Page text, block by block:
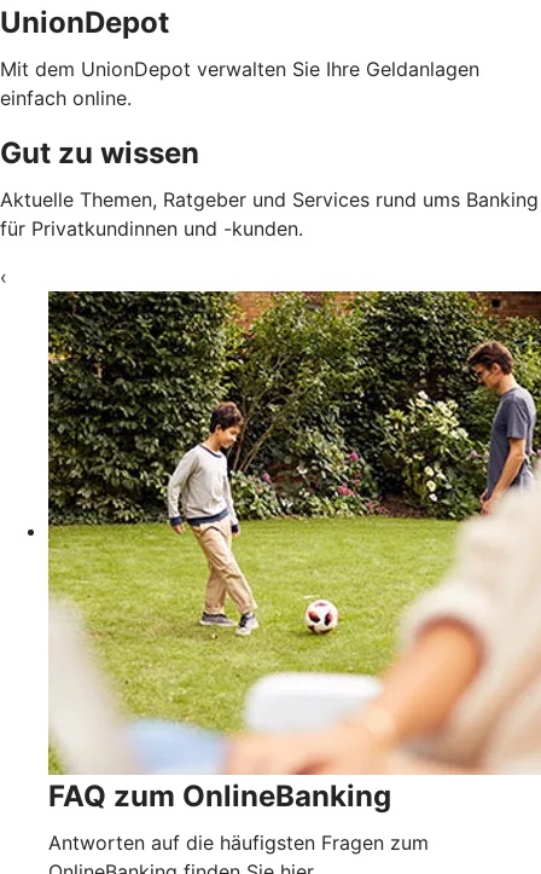
UnionDepot
Mit dem UnionDepot verwalten Sie Ihre Geldanlagen
einfach online.
Gut zu wissen
Aktuelle Themen, Ratgeber und Services rund ums Banking
für Privatkundinnen und -kunden.
‹
FAQ zum OnlineBanking
Antworten auf die häufigsten Fragen zum